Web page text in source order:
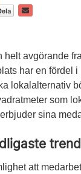
helt avgörande
har en fördel
lokalalternativ
som
sina
att